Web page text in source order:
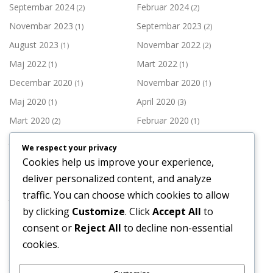
Septembar 2024 (2) Februar 2024 (2)
Novembar 2023 (1) Septembar 2023 (2)
August 2023 (1) Novembar 2022 (2)
Maj 2022 (1) Mart 2022 (1)
Decembar 2020 (1) Novembar 2020 (1)
Maj 2020 (1) April 2020 (3)
Mart 2020 (2) Februar 2020 (1)
Novembar 2019(2) Oktobar 2019(1)
Septembar 2019(1) Juli 2019(3)
Juni 2019(1) Maj 2019(3)
April 2019(1) Mart 2019(2)
Februar 2019 (2) Januar 2019(3)
We respect your privacy
Cookies help us improve your experience,
deliver personalized content, and analyze
traffic. You can choose which cookies to allow
by clicking Customize. ClickAccept All to
consent or Reject All to decline non-essential
cookies.